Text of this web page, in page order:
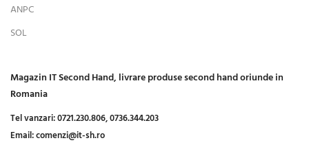
ANPC
SOL
Magazin IT Second Hand, livrare produse second hand oriunde in
Romania
Tel vanzari:0721.230.806,0736.344.203
Email:comenzi@it-sh.ro